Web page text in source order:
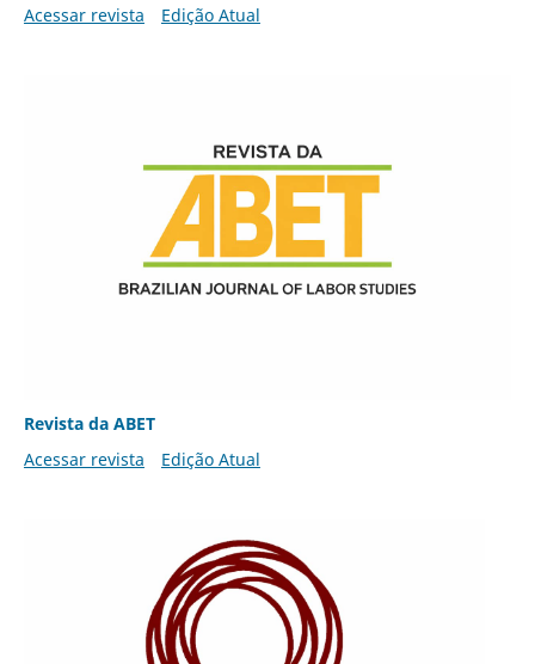
Acessar revista Edição Atual
Revista da ABET
Acessar revista
Edição Atual